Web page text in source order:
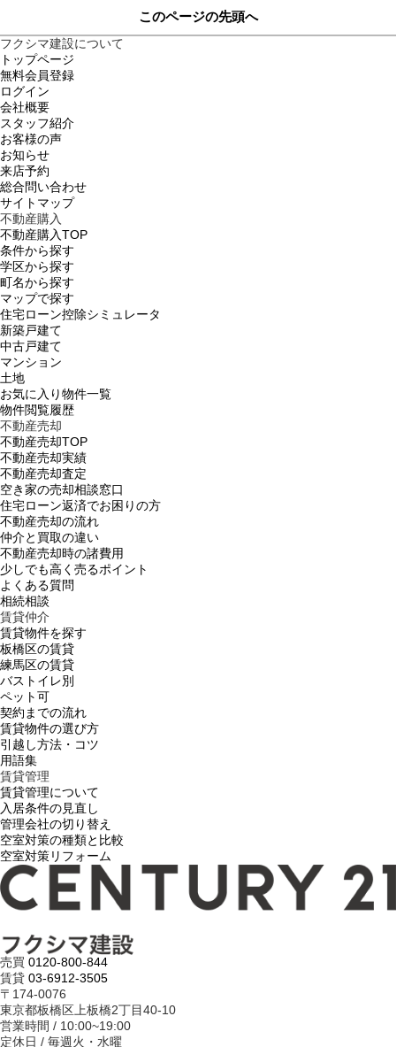
このページの先頭へ
フクシマ建設について
トップページ
無料会員登録
ログイン
会社概要
スタッフ紹介
お客様の声
お知らせ
来店予約
総合問い合わせ
サイトマップ
不動産購入
不動産購入TOP
条件から探す
学区から探す
町名から探す
マップで探す
住宅ローン控除シミュレータ
新築戸建て
中古戸建て
マンション
土地
お気に入り物件一覧
物件閲覧履歴
不動産売却
不動産売却TOP
不動産売却実績
不動産売却査定
空き家の売却相談窓口
住宅ローン返済でお困りの方
不動産売却の流れ
仲介と買取の違い
不動産売却時の諸費用
少しでも高く売るポイント
よくある質問
相続相談
賃貸仲介
賃貸物件を探す
板橋区の賃貸
練馬区の賃貸
バストイレ別
ペット可
契約までの流れ
賃貸物件の選び方
引越し方法・コツ
用語集
賃貸管理
賃貸管理について
入居条件の見直し
管理会社の切り替え
空室対策の種類と比較
空室対策リフォーム
売買 0120-800-844
賃貸 03-6912-3505
〒174-0076
東京都板橋区上板橋2丁目40-10
営業時間 / 10:00~19:00
定休日 / 毎週火・水曜